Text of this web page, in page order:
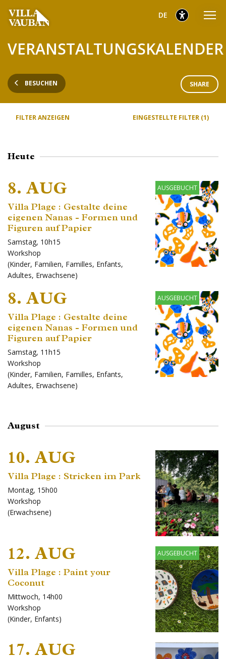
Zum
Hauptmenü
Zum
Inhalt
Zur
Fußzeile
ausgewählt
Deutsch
DE
BESUCHEN
VERANSTALTUNGSKALENDER
SHARE
FILTER ANZEIGEN EINGESTELLTE FILTER (1)
Heute
8. AUG AUSGEBUCHT
Villa Plage : Gestalte deine
eigenen Nanas - Formen und
Figuren auf Papier
Samstag, 10h15
Workshop
(Kinder, Familien, Familles, Enfants,
Adultes, Erwachsene)
8. AUG AUSGEBUCHT
Villa Plage : Gestalte deine
eigenen Nanas - Formen und
Figuren auf Papier
Samstag, 11h15
Workshop
(Kinder, Familien, Familles, Enfants,
Adultes, Erwachsene)
August
10. AUG
Villa Plage : Stricken im Park
Montag, 15h00
Workshop
(Erwachsene)
12. AUG AUSGEBUCHT
Villa Plage : Paint your
Coconut
Mittwoch, 14h00
Workshop
(Kinder, Enfants)
17. AUG